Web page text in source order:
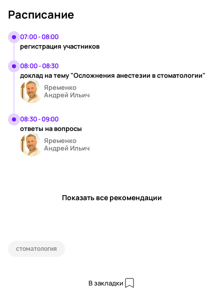
Расписание
07:00 - 08:00
регистрация участников
08:00 - 08:30
доклад на тему "Осложнения анестезии в стоматологии"
Яременко
Андрей Ильич
08:30 - 09:00
ответы на вопросы
Яременко
Андрей Ильич
Показать все рекомендации
стоматология
В закладки